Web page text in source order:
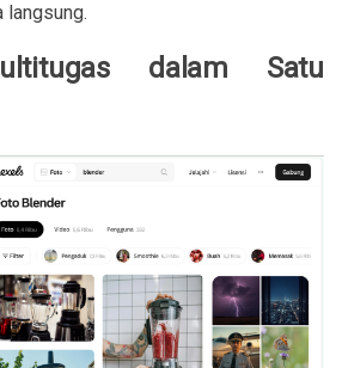
langsung.
dalam Satu